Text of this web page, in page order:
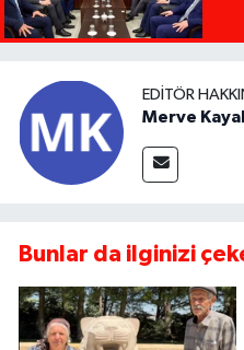
EDITÖR
Merve
Bunlar da ilginizi